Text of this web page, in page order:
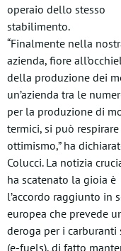
operaio dello stesso
stabilimento.
“Finalmente nella
azienda, fiore
della produzione dei
un’azienda tra le
per la produzione di
termici, si può
ottimismo,” ha
Colucci. La notizia
ha scatenato la gioia è
l’accordo raggiunto in
europea che prevede
deroga per i carburanti
(e-fuels), di fatto